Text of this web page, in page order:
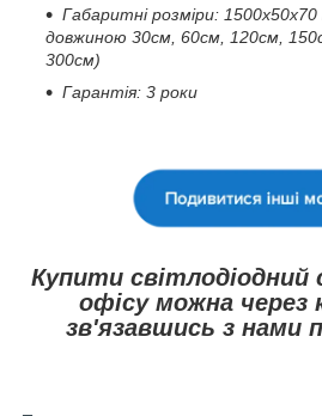
Габаритні розміри:
довжиною 30см, 60см, 120см,
300см)
Гарантія: 3 роки
Купити світлодіодний
офісу можна через
зв'язавшись з нами